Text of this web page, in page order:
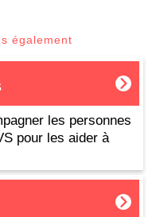
également
les personnes
pour les aider à